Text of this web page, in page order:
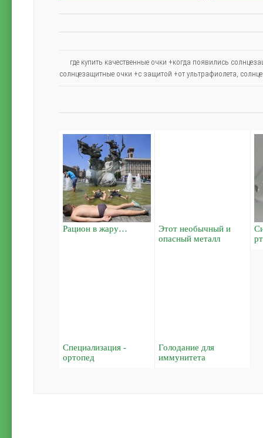
где купить качественные очки +когда появились
солнцезащитные очки +с защитой +от ультрафиолета,
Рацион в жару…
Этот необычный и
опасный металл
Специализация -
ортопед
Голодание для
иммунитета